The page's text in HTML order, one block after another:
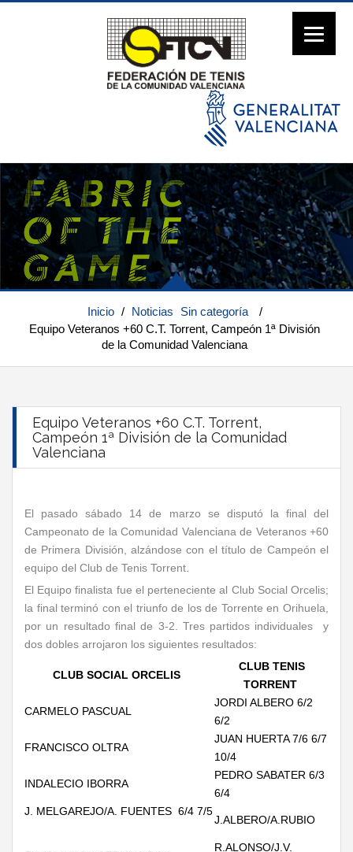
Inicio / Noticias Sin categoría
/
Equipo Veteranos +60 C.T. Torrent, Campeón 1ª División
de la Comunidad Valenciana
Equipo Veteranos +60 C.T. Torrent,
Campeón 1ª División de la Comunidad
Valenciana
El pasado sábado 14 de marzo se disputó la final del
Campeonato de la Comunidad Valenciana de Veteranos +60
de Primera División, alzándose con el título de Campeón el
equipo del Club de Tenis Torrent.
El Equipo finalista fue el perteneciente al Club Social Orcelis;
la final terminó con el triunfo de los de Torrente en Orihuela,
por un resultado final de 3-2. Tres partidos individuales y
dos dobles arrojaron los siguientes resultados:
CLUB SOCIAL ORCELIS
CLUB TENIS
TORRENT
CARMELO PASCUAL
JORDI ALBERO 6/2
6/2
FRANCISCO OLTRA
JUAN HUERTA 7/6 6/7
10/4
INDALECIO IBORRA
PEDRO SABATER 6/3
6/4
J. MELGAREJO/A. FUENTES 6/4 7/5
J.ALBERO/A.RUBIO
R.ALONSO/J.V.